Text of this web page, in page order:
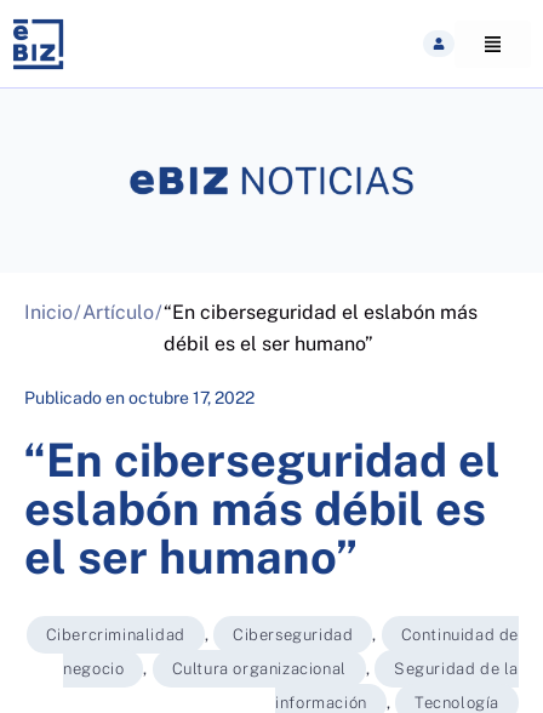
content
Inicio/Artículo/“En ciberseguridad el eslabón más
débil es el ser humano”
Publicado enoctubre 17, 2022
“En ciberseguridad el
eslabón más débil es
el ser humano”
Cibercriminalidad , Ciberseguridad ,
Continuidad de
negocio
, Cultura organizacional ,
Seguridad de la
información
, Tecnología